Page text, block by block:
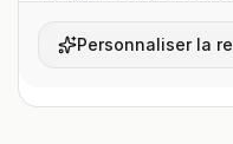
Personnaliser la